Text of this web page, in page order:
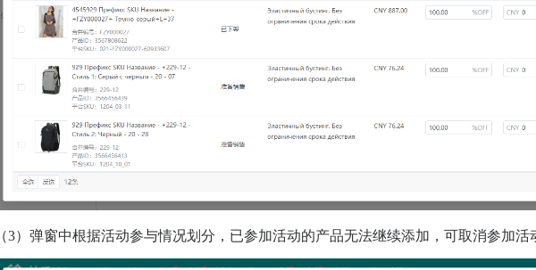
（3）弹窗中根据活动参与情况划分，已参加活动的产品无法继续添加，可取消参加活